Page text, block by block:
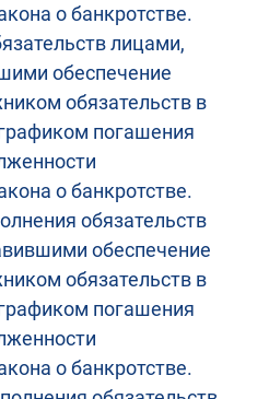
о банкротстве.
лицами,
обеспечение
обязательств в
погашения
о банкротстве.
обязательств
обеспечение
обязательств в
погашения
о банкротстве.